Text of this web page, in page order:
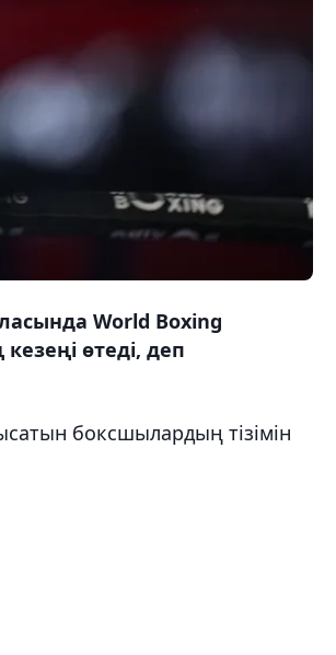
World Boxing
өтеді, деп
боксшылардың тізімін